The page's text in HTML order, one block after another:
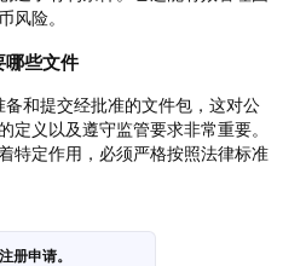
风险。
些文件
和提交经批准的文件包，这对公
定义以及遵守监管要求非常重要。
特定作用，必须严格按照法律标准
注册申请。